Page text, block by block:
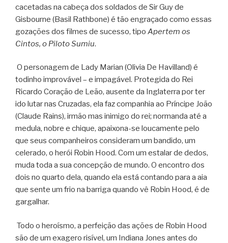
cacetadas na cabeça dos soldados de Sir Guy de
Gisbourne (Basil Rathbone) é tão engraçado como essas
gozações dos filmes de sucesso, tipo Apertem os
Cintos, o Piloto Sumiu.
O personagem de Lady Marian (Olivia De Havilland) é
todinho improvável – e impagável. Protegida do Rei
Ricardo Coração de Leão, ausente da Inglaterra por ter
ido lutar nas Cruzadas, ela faz companhia ao Príncipe João
(Claude Rains), irmão mas inimigo do rei; normanda até a
medula, nobre e chique, apaixona-se loucamente pelo
que seus companheiros consideram um bandido, um
celerado, o herói Robin Hood. Com um estalar de dedos,
muda toda a sua concepção de mundo. O encontro dos
dois no quarto dela, quando ela está contando para a aia
que sente um frio na barriga quando vê Robin Hood, é de
gargalhar.
Todo o heroísmo, a perfeição das ações de Robin Hood
são de um exagero risível, um Indiana Jones antes do